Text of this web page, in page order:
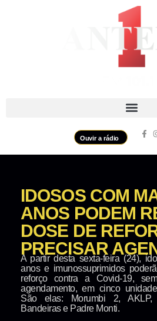
Ouvir a rádio
IDOSOS COM
ANOS PODEM
DOSE DE
PRECISAR
A partir desta sexta-feira (24),
anos e imunossuprimidos
reforço contra a Covid-19,
agendamento, em cinco
São elas: Morumbi 2,
Bandeiras e Padre Monti.